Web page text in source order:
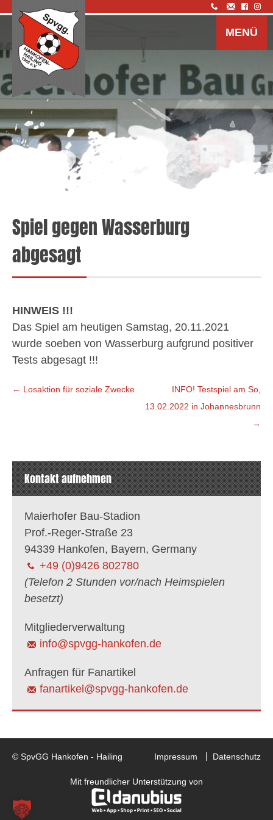
MENÜ
Spiel gegen Wasserburg
abgesagt
HINWEIS !!!
Das Spiel am heutigen Samstag, 20.11.2021
wurde soeben von Wasserburg aufgrund positiver
Tests abgesagt !!!
Beitragsnavigation
← Losaktion für soziale Zwecke
INFO! Testspiel am So,
13.02.2022 in Johannesbrunn
→
Kontakt aufnehmen
Maierhofer Bau-Stadion
Prof.-Reger-Straße 23
94339 Hankofen, Bayern, Germany
+49 (0)9426 802780
(Telefon 2 Stunden vor/nach Heimspielen
besetzt)
Mitgliederverwaltung
info@spvgg-hankofen.de
Anfragen für Fanartikel
fanartikel@spvgg-hankofen.de
© SpvGG Hankofen - Hailing Impressum Datenschutz
Mit freundlicher Unterstützung von